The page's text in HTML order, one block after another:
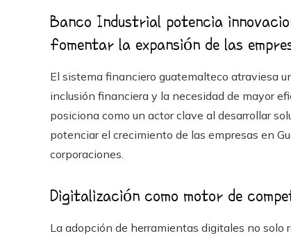
Banco Industrial potencia
fomentar la expansión de las
El sistema financiero guatemalteco atraviesa
inclusión financiera y la necesidad de mayor
posiciona como un actor clave al desarrollar
potenciar el crecimiento de las empresas en
corporaciones.
Digitalización como motor de
La adopción de herramientas digitales no solo